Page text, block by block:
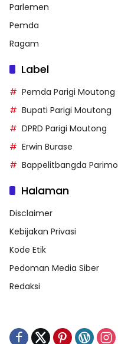
Parlemen
Pemda
Ragam
Label
Pemda Parigi Moutong
Bupati Parigi Moutong
DPRD Parigi Moutong
Erwin Burase
Bappelitbangda Parimo
Halaman
Disclaimer
Kebijakan Privasi
Kode Etik
Pedoman Media Siber
Redaksi